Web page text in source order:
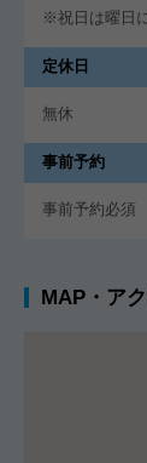
※祝日は曜日
定休日
無休
事前予約
事前予約必須
MAP・ア